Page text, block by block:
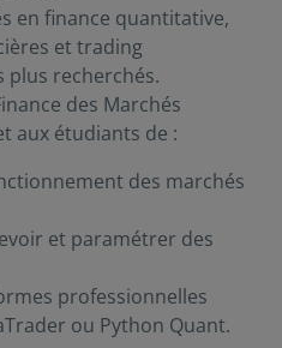
en finance quantitative,
et trading
recherchés.
des Marchés
aux étudiants de :
des marchés
et paramétrer des
professionnelles
ou Python Quant.